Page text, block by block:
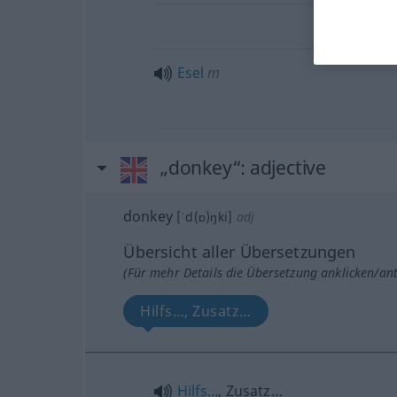
Esel m
„donkey“: adjective
donkey [ˈd(ɒ)ŋki] adj
Übersicht aller Übersetzungen
(Für mehr Details die Übersetzung anklicken/
Hilfs…, Zusatz…
Hilfs…, Zusatz…